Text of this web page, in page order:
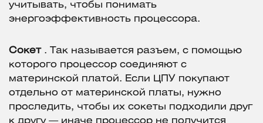
учитывать, чтобы понимать
энергоэффективность процессора.
Сокет . Так называется разъем, с помощью
которого процессор соединяют с
материнской платой. Если ЦПУ покупают
отдельно от материнской платы, нужно
проследить, чтобы их сокеты подходили друг
к другу — иначе процессор не получится